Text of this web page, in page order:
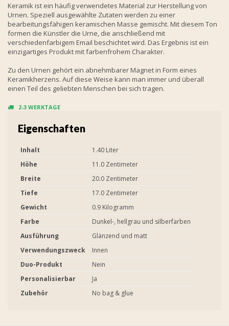
Keramik ist ein häufig verwendetes Material zur Herstellung von
Urnen. Speziell ausgewählte Zutaten werden zu einer
bearbeitungsfähigen keramischen Masse gemischt. Mit diesem Ton
formen die Künstler die Urne, die anschließend mit
verschiedenfarbigem Email beschichtet wird. Das Ergebnis ist ein
einzigartiges Produkt mit farbenfrohem Charakter.
Zu den Urnen gehört ein abnehmbarer Magnet in Form eines
Keramikherzens. Auf diese Weise kann man immer und überall
einen Teil des geliebten Menschen bei sich tragen.
2-3 WERKTAGE
Eigenschaften
Inhalt
1.40 Liter
Höhe
11.0 Zentimeter
Breite
20.0 Zentimeter
Tiefe
17.0 Zentimeter
Gewicht
0.9 Kilogramm
Farbe
Dunkel-, hellgrau und silberfarben
Ausführung
Glänzend und matt
Verwendungszweck
Innen
Duo-Produkt
Nein
Personalisierbar
Ja
Zubehör
No bag & glue